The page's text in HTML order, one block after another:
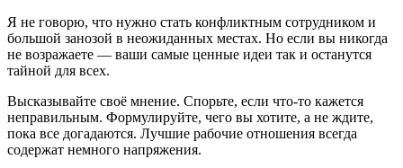
Я не говорю, что нужно стать конфликтным сотрудником и
большой занозой в неожиданных местах. Но если вы никогда
не возражаете — ваши самые ценные идеи так и останутся
тайной для всех.
Высказывайте своё мнение. Спорьте, если что-то кажется
неправильным. Формулируйте, чего вы хотите, а не ждите,
пока все догадаются. Лучшие рабочие отношения всегда
содержат немного напряжения.